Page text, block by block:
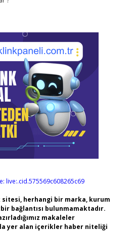
live:.cid.575569c608265c69
herhangi bir marka, kurum
bağlantısı bulunmamaktadır.
makaleler
yer alan içerikler haber niteliği